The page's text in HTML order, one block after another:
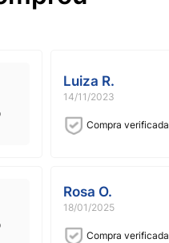
Luiza R.
14/11/2023
Compra verificada
Rosa O.
18/01/2025
Compra verificada